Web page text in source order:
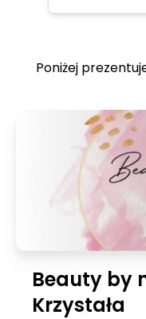
Poniżej
Beauty by
Krzystała